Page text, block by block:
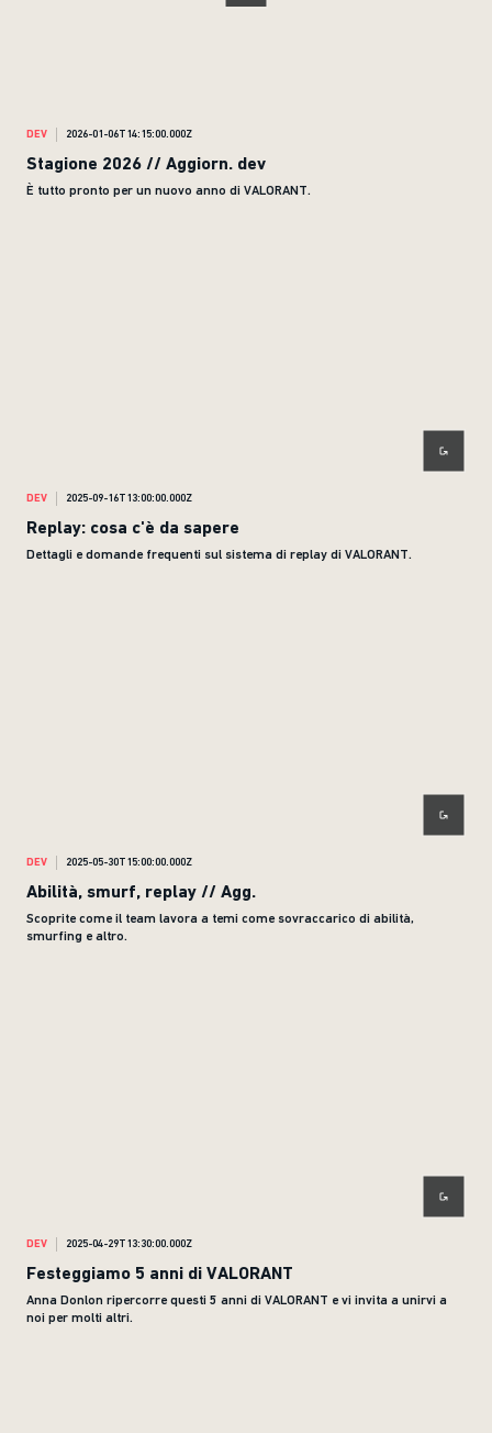
DEV 2026-01-06T14:15:00.000Z
Stagione 2026 // Aggiorn. dev
È tutto pronto per un nuovo anno di VALORANT.
DEV 2025-09-16T13:00:00.000Z
Replay: cosa c'è da sapere
Dettagli e domande frequenti sul sistema di replay di VALORANT.
DEV 2025-05-30T15:00:00.000Z
Abilità, smurf, replay // Agg.
Scoprite come il team lavora a temi come sovraccarico di abilità,
smurfing e altro.
DEV 2025-04-29T13:30:00.000Z
Festeggiamo 5 anni di VALORANT
Anna Donlon ripercorre questi 5 anni di VALORANT e vi invita a unirvi a
noi per molti altri.